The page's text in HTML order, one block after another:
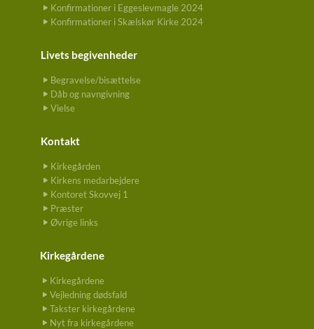
Konfirmationer i Eggeslevmagle 2024
Konfirmationer i Skælskør Kirke 2024
Livets begivenheder
Begravelse/bisættelse
Dåb og navngivning
Vielse
Kontakt
Kirkegården
Kirkens medarbejdere
Kontoret Skovvej 1
Præster
Øvrige links
Kirkegårdene
Kirkegårdene
Vejledning dødsfald
Takster kirkegårdene
Nyt fra kirkegårdene